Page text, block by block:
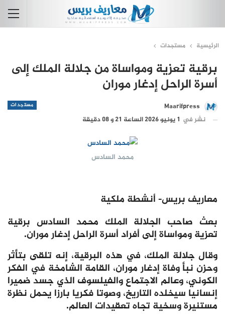
الرئيسية مستجدات
برقية تعزية ومواساة من جلالة الملك إلى
أسرة الراحل إدغار موران
مستجدات
Maarifpress
نشر في 1 يونيو 2026 الساعة 21 و 08 دقيقة
محمد السادس
معاريف بريس- أنشطة ملكية
بعث صاحب الجلالة الملك محمد السادس برقية
تعزية ومواساة إلى أفراد أسرة الراحل إدغار موران.
وقال جلالة الملك، في هذه البرقية، إنه تلقى بتأثر
وحزن نبأ وفاة إدغار موران، القامة الشامخة في الفكر
الكوني، وعالم الاجتماع والفيلسوف الذي جسد ضميرا
إنسانيا سيخلده التاريخ، وصوتا فكريا بارزا يحمل نظرة
مستنيرة وسخية تجاه تعقيدات العالم.